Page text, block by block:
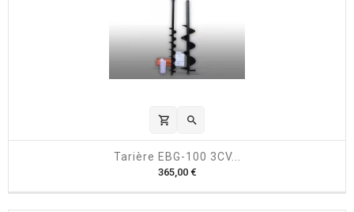
shopping_cart 
Tarière EBG-100 3CV...
365,00 €P